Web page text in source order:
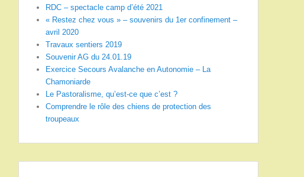
RDC – spectacle camp d’été 2021
« Restez chez vous » – souvenirs du 1er confinement –
avril 2020
Travaux sentiers 2019
Souvenir AG du 24.01.19
Exercice Secours Avalanche en Autonomie – La
Chamoniarde
Le Pastoralisme, qu’est-ce que c’est ?
Comprendre le rôle des chiens de protection des
troupeaux